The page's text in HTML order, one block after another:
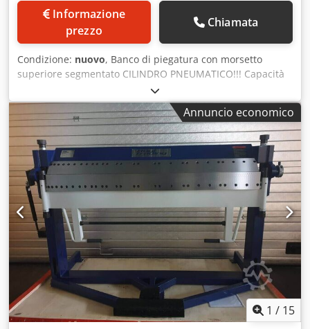
prezzo
Chiamata
Condizione: nuovo, Banco di piegatura con morsetto
superiore segmentato CILINDRO PNEUMATICO!!! Capacità
massima di piegatura sull'intera lunghezza di lavoro: 1,5
mm Lunghezza massima di lavoro: 1500 mm Larghezza
massima di apertura: 48 mm Cjdsga T Dlopfx Aflerf
Larghezza delle dita: 25 | 30 | 35 | 40 | 45 | 50 | 75 | 100
| 150 | 200 | 2x 250 | 275 mm Angolo massimo di
piegatura: 0 - 135 gradi Peso: 430 kg Larghezza: 1820 mm
Profondità: 850 mm Altezza: 1175 mm
Annuncio economico
1 / 15